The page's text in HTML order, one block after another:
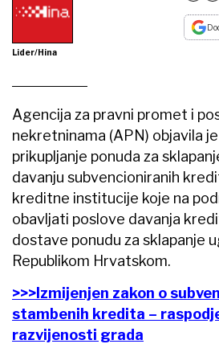
Lider/Hina
Agencija za pravni promet i
nekretninama (APN) objavila
prikupljanje ponuda za
davanju subvencioniranih
kreditne institucije koje na
obavljati poslove davanja
dostave ponudu za sklapanje
Republikom Hrvatskom.
>>>Izmijenjen zakon o
stambenih kredita –
razvijenosti grada